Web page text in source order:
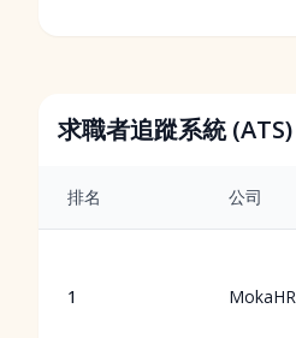
求職者追蹤系統
排名 公司
1 MokaHR